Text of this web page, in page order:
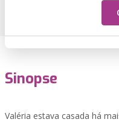
Sinopse
Valéria estava casada há